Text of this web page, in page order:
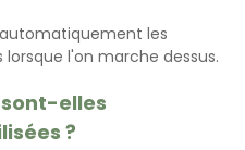
les
l'on marche dessus.
elles
?